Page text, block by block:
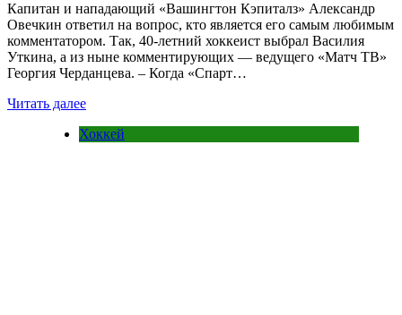
Капитан и нападающий «Вашингтон Кэпиталз» Александр
Овечкин ответил на вопрос, кто является его самым любимым
комментатором. Так, 40-летний хоккеист выбрал Василия
Уткина, а из ныне комментирующих — ведущего «Матч ТВ»
Георгия Черданцева. – Когда «Спарт…
Читать далее
Хоккей